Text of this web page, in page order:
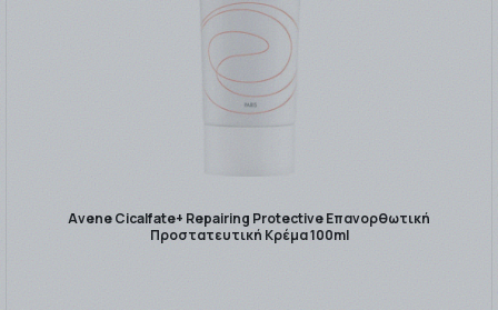
Avene Cicalfate+ Repairing Protective Επανορθωτική
Προστατευτική Κρέμα 100ml